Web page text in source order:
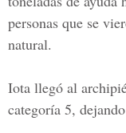
personas que se
natural.
Iota llegó al
categoría 5,